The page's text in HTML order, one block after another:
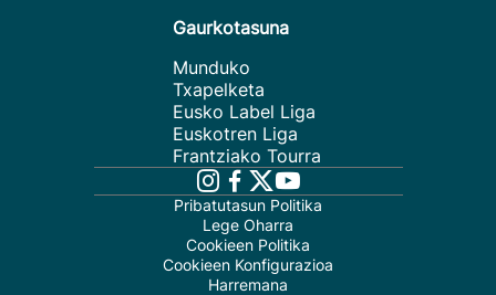
Gaurkotasuna
Munduko
Txapelketa
Eusko Label Liga
Euskotren Liga
Frantziako Tourra
Pribatutasun Politika
Lege Oharra
Cookieen Politika
Cookieen Konfigurazioa
Harremana